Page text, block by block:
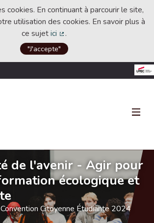
cookies. En continuant à parcourir le site,
utilisation des cookies. En savoir plus à
ce sujetici
(Lien externe)
.
"J'accepte"
de l'avenir - Agir pour
écologique et
Convention Citoyenne Étudiante 2024